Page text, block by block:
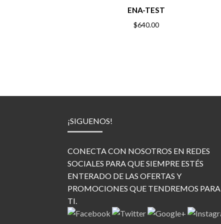
ENA-TEST
$640.00
¡SIGUENOS!
CONECTA CON NOSOTROS EN REDES
SOCIALES PARA QUE SIEMPRE ESTÉS
ENTERADO DE LAS OFERTAS Y
PROMOCIONES QUE TENDREMOS PARA
TI.